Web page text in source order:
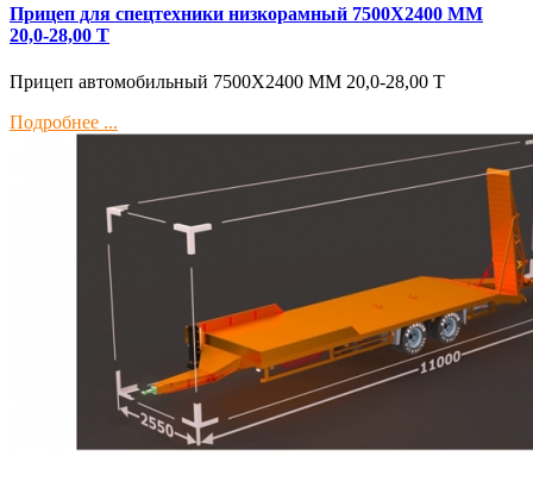
Прицеп для спецтехники низкорамный 7500Х2400 ММ
20,0-28,00 Т
Прицеп автомобильный 7500Х2400 ММ 20,0-28,00 Т
Подробнее ...